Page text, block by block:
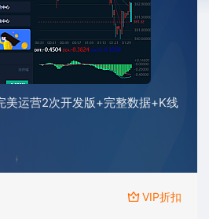
美运营2次开发版+完整数据+K线
VIP折扣